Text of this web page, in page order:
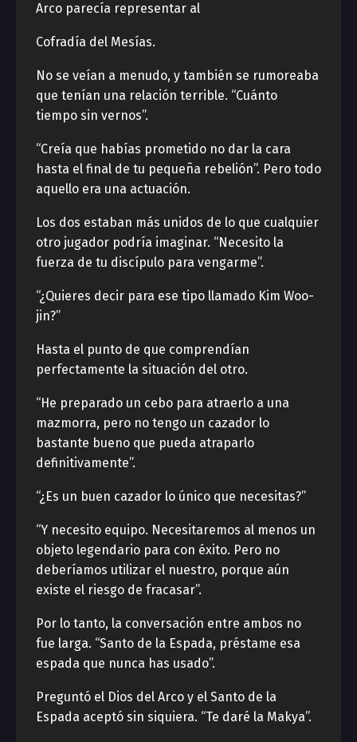
Arco parecía representar al
Cofradía del Mesías.
No se veían a menudo, y también se rumoreaba
que tenían una relación terrible. “Cuánto
tiempo sin vernos”.
“Creía que habías prometido no dar la cara
hasta el final de tu pequeña rebelión”. Pero todo
aquello era una actuación.
Los dos estaban más unidos de lo que cualquier
otro jugador podría imaginar. “Necesito la
fuerza de tu discípulo para vengarme”.
“¿Quieres decir para ese tipo llamado Kim Woo-
jin?”
Hasta el punto de que comprendían
perfectamente la situación del otro.
“He preparado un cebo para atraerlo a una
mazmorra, pero no tengo un cazador lo
bastante bueno que pueda atraparlo
definitivamente”.
“¿Es un buen cazador lo único que necesitas?”
“Y necesito equipo. Necesitaremos al menos un
objeto legendario para con éxito. Pero no
deberíamos utilizar el nuestro, porque aún
existe el riesgo de fracasar”.
Por lo tanto, la conversación entre ambos no
fue larga. “Santo de la Espada, préstame esa
espada que nunca has usado”.
Preguntó el Dios del Arco y el Santo de la
Espada aceptó sin siquiera. “Te daré la Makya”.